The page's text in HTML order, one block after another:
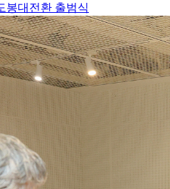
봉대전환 출범식